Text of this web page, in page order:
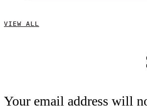
VIEW ALL
Your email address will